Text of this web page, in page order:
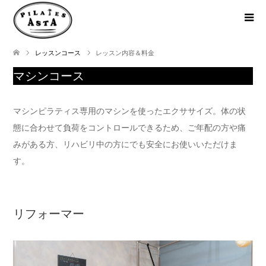
レッスンコース レッスン内容＆料金
マシンコース
マシンピラティス専用のマシンを使ったエクササイズ。体の状
態に合わせて負荷をコントロールできるため、ご年配の方や痛
みがある方、リハビリ中の方にでも安全にお使いいただけま
す。
リフォーマー